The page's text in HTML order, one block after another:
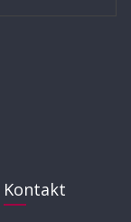
Kontakt